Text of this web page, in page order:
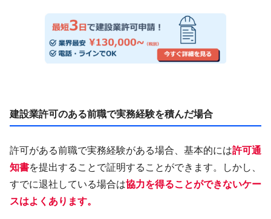
建設業許可のある前職で実務経験を積んだ場合
許可がある前職で実務経験がある場合、基本的には許可通
知書を提出することで証明することができます。しかし、
すでに退社している場合は協力を得ることができないケー
スはよくあります。